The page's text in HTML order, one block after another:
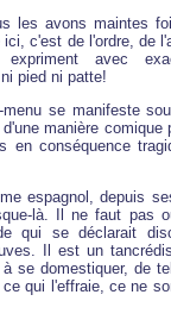
les avons maintes
c'est de l'ordre, de
avec
pied ni patte!
menu se manifeste
manière comique
en conséquence
espagnol, depuis
là. Il ne faut pas
qui se déclarait
Il est un
se domestiquer, de
qui l'effraie, ce ne